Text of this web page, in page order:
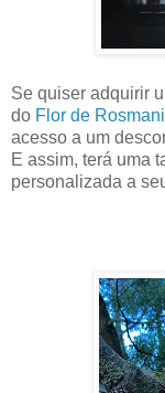
Se quiser adquirir
do Flor de
acesso a um
E assim, terá uma
personalizada a